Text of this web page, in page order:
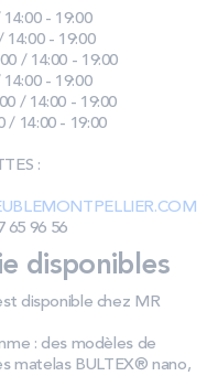
- 19:00
14:00 - 19:00
/ 14:00 - 19:00
- 19:00
/ 14:00 - 19:00
/ 14:00 - 19:00
:
65 96 56
disponibles
disponible chez MR
: des modèles de
matelas BULTEX® nano,